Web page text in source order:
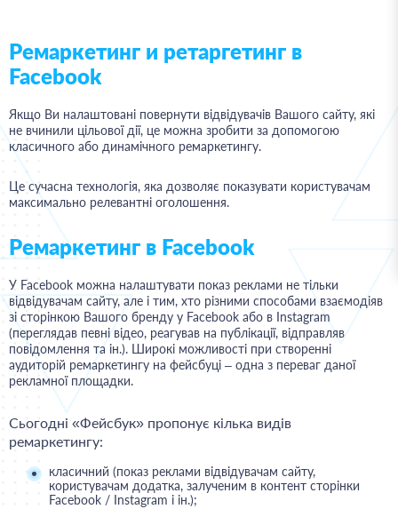
Ремаркетинг и ретаргетинг в
Facebook
Якщо Ви налаштовані повернути відвідувачів Вашого сайту, які
не вчинили цільової дії, це можна зробити за допомогою
класичного або динамічного ремаркетингу.
Це сучасна технологія, яка дозволяє показувати користувачам
максимально релевантні оголошення.
Ремаркетинг в Facebook
У Facebook можна налаштувати показ реклами не тільки
відвідувачам сайту, але і тим, хто різними способами взаємодіяв
зі сторінкою Вашого бренду у Facebook або в Instagram
(переглядав певні відео, реагував на публікації, відправляв
повідомлення та ін.). Широкі можливості при створенні
аудиторій ремаркетингу на фейсбуці – одна з переваг даної
рекламної площадки.
Сьогодні «Фейсбук» пропонує кілька видів
ремаркетингу:
класичний (показ реклами відвідувачам сайту,
користувачам додатка, залученим в контент сторінки
Facebook / Instagram і ін.);